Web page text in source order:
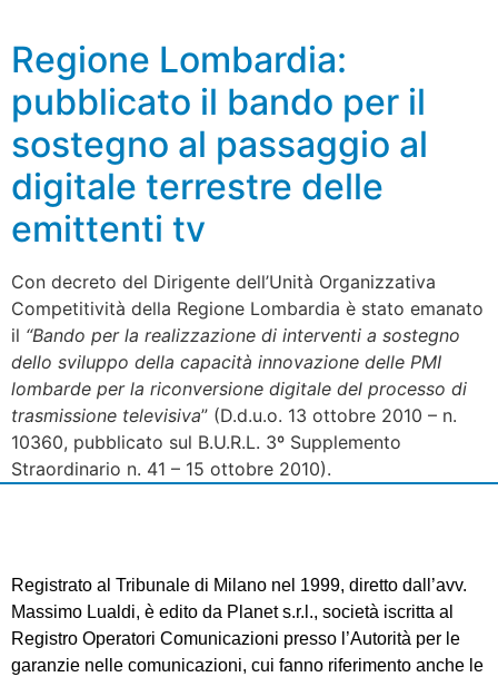
Regione Lombardia:
pubblicato il bando per il
sostegno al passaggio al
digitale terrestre delle
emittenti tv
Con decreto del Dirigente dell’Unità Organizzativa
Competitività della Regione Lombardia è stato emanato
il “Bando per la realizzazione di interventi a sostegno
dello sviluppo della capacità innovazione delle PMI
lombarde per la riconversione digitale del processo di
trasmissione televisiva” (D.d.u.o. 13 ottobre 2010 – n.
10360, pubblicato sul B.U.R.L. 3º Supplemento
Straordinario n. 41 – 15 ottobre 2010).
Registrato al Tribunale di Milano nel 1999, diretto dall’avv.
Massimo Lualdi, è edito da Planet s.r.l., società iscritta al
Registro Operatori Comunicazioni presso l’Autorità per le
garanzie nelle comunicazioni, cui fanno riferimento anche le